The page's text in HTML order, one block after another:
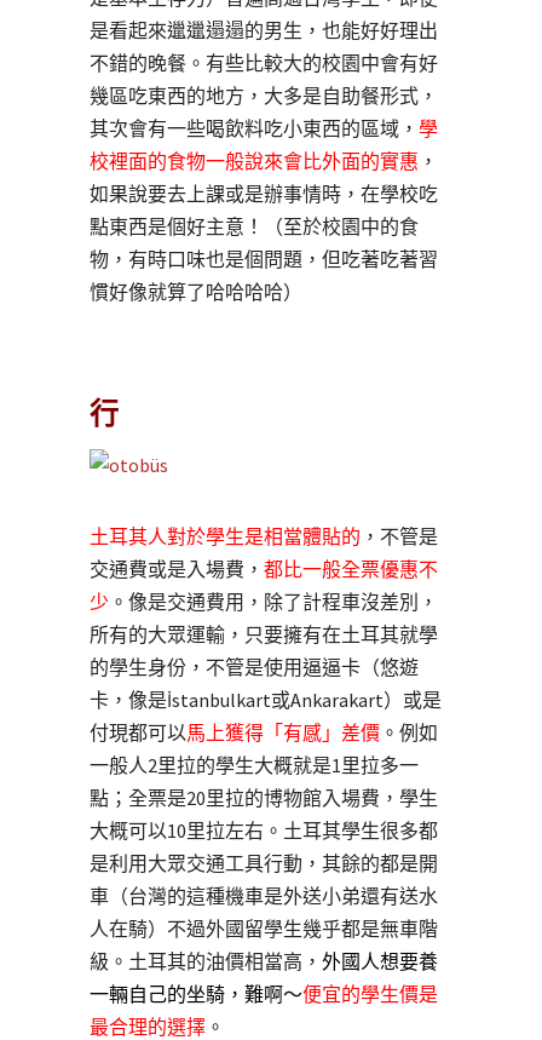
是看起來邋邋遢遢的男生，也能好好理出
不錯的晚餐。有些比較大的校園中會有好
幾區吃東西的地方，大多是自助餐形式，
其次會有一些喝飲料吃小東西的區域， 學
校裡面的食物一般說來會比外面的實惠 ，
如果說要去上課或是辦事情時，在學校吃
點東西是個好主意！（至於校園中的食
物，有時口味也是個問題，但吃著吃著習
慣好像就算了哈哈哈哈）
行
土耳其人對於學生是相當體貼的 ，不管是
交通費或是入場費， 都比一般全票優惠不
少 。像是交通費用，除了計程車沒差別，
所有的大眾運輸，只要擁有在土耳其就學
的學生身份，不管是使用逼逼卡（悠遊
卡，像是İstanbulkart或Ankarakart）或是
付現都可以馬上獲得「有感」差價 。例如
一般人2里拉的學生大概就是1里拉多一
點；全票是20里拉的博物館入場費，學生
大概可以10里拉左右。土耳其學生很多都
是利用大眾交通工具行動，其餘的都是開
車（台灣的這種機車是外送小弟還有送水
人在騎）不過外國留學生幾乎都是無車階
級。土耳其的油價相當高， 外國人想要養
一輛自己的坐騎，難啊～便宜的學生價是
最合理的選擇 。